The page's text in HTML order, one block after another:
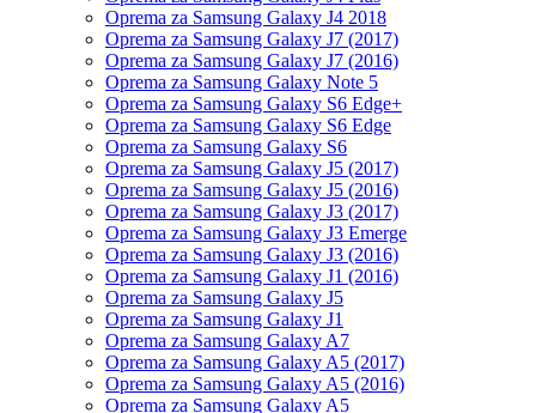
Oprema za Samsung Galaxy J4 2018
Oprema za Samsung Galaxy J7 (2017)
Oprema za Samsung Galaxy J7 (2016)
Oprema za Samsung Galaxy Note 5
Oprema za Samsung Galaxy S6 Edge+
Oprema za Samsung Galaxy S6 Edge
Oprema za Samsung Galaxy S6
Oprema za Samsung Galaxy J5 (2017)
Oprema za Samsung Galaxy J5 (2016)
Oprema za Samsung Galaxy J3 (2017)
Oprema za Samsung Galaxy J3 Emerge
Oprema za Samsung Galaxy J3 (2016)
Oprema za Samsung Galaxy J1 (2016)
Oprema za Samsung Galaxy J5
Oprema za Samsung Galaxy J1
Oprema za Samsung Galaxy A7
Oprema za Samsung Galaxy A5 (2017)
Oprema za Samsung Galaxy A5 (2016)
Oprema za Samsung Galaxy A5